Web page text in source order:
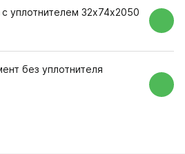
уплотнителем 32х74х2050
без уплотнителя